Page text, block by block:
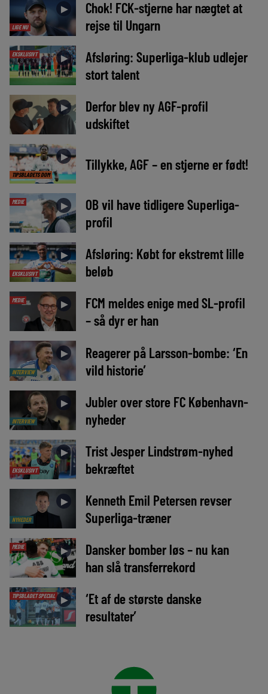
LIGE NU
►
Chok! FCK-stjerne har nægtet at
rejse til Ungarn
EKSKLUSIVT ►
Afsløring: Superliga-klub udlejer
stort talent
►
Derfor blev ny AGF-profil
udskiftet
TIPSBLADETS DOM
► Tillykke, AGF – en stjerne er født!
MEDIE ►
OB vil have tidligere Superliga-
profil
EKSKLUSIVT
►
Afsløring: Købt for ekstremt lille
beløb
MEDIE ►
FCM meldes enige med SL-profil
– så dyr er han
INTERVIEW
►
Reagerer på Larsson-bombe: ‘En
vild historie’
INTERVIEW
►
Jubler over store FC København-
nyheder
EKSKLUSIVT
►
Trist Jesper Lindstrøm-nyhed
bekræftet
NYHEDER
►
Kenneth Emil Petersen revser
Superliga-træner
MEDIE ►
Dansker bomber løs – nu kan
han slå transferrekord
TIPSBLADET SPECIAL ►
‘Et af de største danske
resultater’